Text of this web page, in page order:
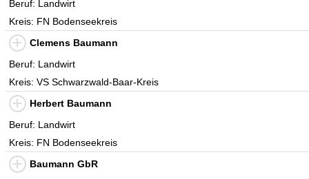
Beruf: Landwirt
Kreis: FN Bodenseekreis
Clemens Baumann
Beruf: Landwirt
Kreis: VS Schwarzwald-Baar-Kreis
Herbert Baumann
Beruf: Landwirt
Kreis: FN Bodenseekreis
Baumann GbR